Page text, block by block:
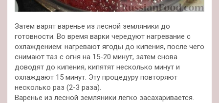
Затем варят варенье из лесной земляники до
готовности. Во время варки чередуют нагревание с
охлаждением: нагревают ягоды до кипения, после чего
снимают таз с огня на 15-20 минут, затем снова
доводят до кипения, кипятят несколько минут и
охлаждают 15 минут. Эту процедуру повторяют
несколько раз (2-3 раза).
Варенье из лесной земляники легко засахаривается.